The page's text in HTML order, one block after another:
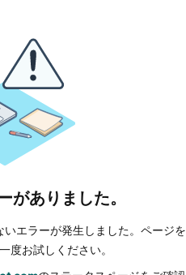
がありました。
エラーが発生しました。ページを
度お試しください。